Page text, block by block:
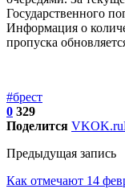
Государственного
Информация о
пропуска
#брест
0 329
Поделится VKOK.ru
Предыдущая запись
Как отмечают 14